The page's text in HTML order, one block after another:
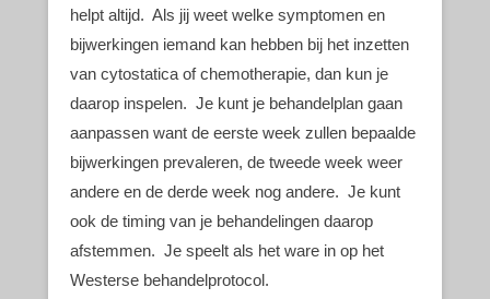
helpt altijd. Als jij weet welke symptomen en
bijwerkingen iemand kan hebben bij het inzetten
van cytostatica of chemotherapie, dan kun je
daarop inspelen. Je kunt je behandelplan gaan
aanpassen want de eerste week zullen bepaalde
bijwerkingen prevaleren, de tweede week weer
andere en de derde week nog andere. Je kunt
ook de timing van je behandelingen daarop
afstemmen. Je speelt als het ware in op het
Westerse behandelprotocol.